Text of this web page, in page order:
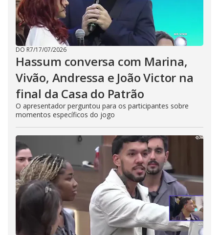
DO R7/17/07/2026
Hassum conversa com Marina,
Vivão, Andressa e João Victor na
final da Casa do Patrão
O apresentador perguntou para os participantes sobre
momentos específicos do jogo